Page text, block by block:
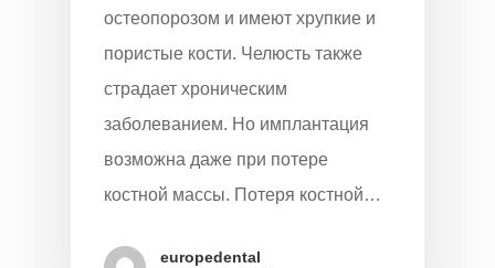
остеопорозом и имеют хрупкие и
пористые кости. Челюсть также
страдает хроническим
заболеванием. Но имплантация
возможна даже при потере
костной массы. Потеря костной…
europedental